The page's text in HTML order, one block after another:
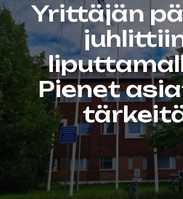
Yrittäjän
Pienet